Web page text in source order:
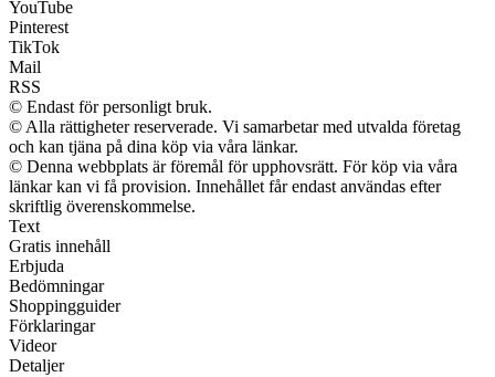
YouTube
Pinterest
TikTok
Mail
RSS
© Endast för personligt bruk.
© Alla rättigheter reserverade. Vi samarbetar med utvalda företag
och kan tjäna på dina köp via våra länkar.
© Denna webbplats är föremål för upphovsrätt. För köp via våra
länkar kan vi få provision. Innehållet får endast användas efter
skriftlig överenskommelse.
Text
Gratis innehåll
Erbjuda
Bedömningar
Shoppingguider
Förklaringar
Videor
Detaljer